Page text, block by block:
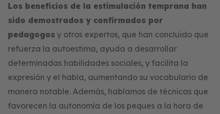
Los beneficios de la estimulación temprana han
sido demostrados y confirmados por
pedagogos y otros expertos, que han concluido que
refuerza la autoestima, ayuda a desarrollar
determinadas habilidades sociales, y facilita la
expresión y el habla, aumentando su vocabulario de
manera notable. Además, hablamos de técnicas que
favorecen la autonomía de los peques a la hora de